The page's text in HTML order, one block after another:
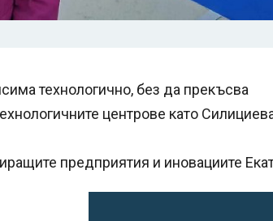
технологично, без да прекъсва
центрове като
предприятия и иновациите